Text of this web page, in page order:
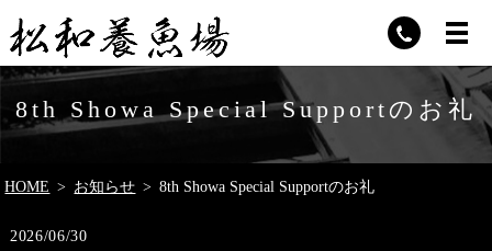
8th Showa Special Supportのお礼
HOME お知らせ 8th Showa Special Supportのお礼
2026/06/30